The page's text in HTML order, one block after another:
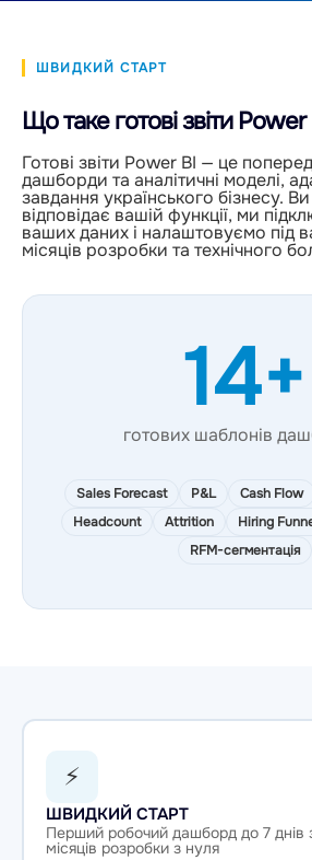
ШВИДКИЙ СТАРТ
Що таке готові звіти Power
Готові звіти Power BI — це
дашборди та аналітичні моделі,
завдання українського бізнесу.
відповідає вашій функції, ми
ваших даних і налаштовуємо під
місяців розробки та технічного
14+
готових шаблонів
Sales Forecast P&L Cash Flow
Headcount
Attrition Hiring
RFM-сегментація
⚡
ШВИДКИЙ СТАРТ
Перший робочий дашборд до 7 днів
місяців розробки з нуля